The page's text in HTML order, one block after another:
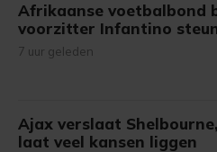
Afrikaanse voetbalbond
voorzitter Infantino
7 uur geleden
Ajax verslaat
laat veel kansen liggen